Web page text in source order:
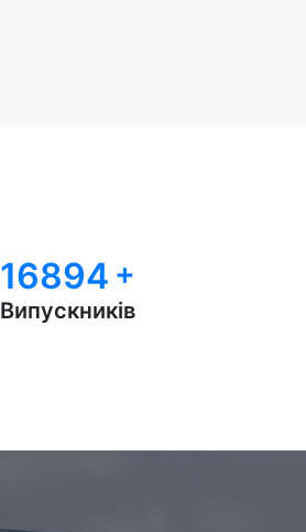
17000 +
Випускників